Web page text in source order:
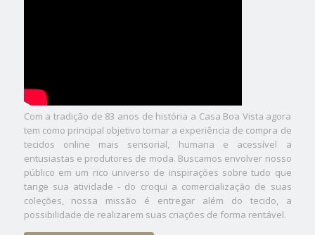
Com a tradição de 83 anos de história a Casa Boa Vista agora
tem como principal objetivo tornar a experiência de compra de
tecidos online mais sensorial, humana e acessível a
entusiastas e produtores de moda. Buscamos envolver nosso
público em um rico universo de inspirações sobre tudo que
tange sua atividade - do croqui a comercialização de suas
coleções, nossa missão é entregar além do tecido, a
possibilidade de realizarem suas criações de forma rentável.